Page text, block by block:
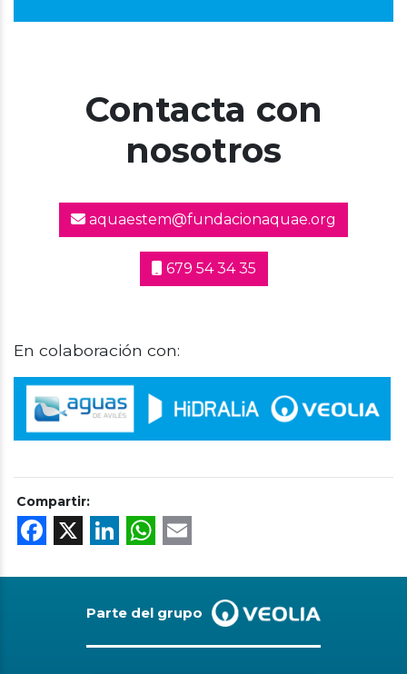
Contacta con
nosotros
aquaestem@fundacionaquae.org
679 54 34 35
En colaboración con:
Compartir:
Facebook
X LinkedIn
WhatsApp
Parte del grupo